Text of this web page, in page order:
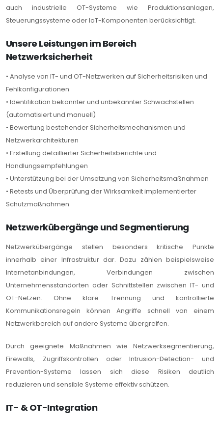
auch industrielle OT-Systeme wie Produktionsanlagen,
Steuerungssysteme oder IoT-Komponenten berücksichtigt.
Unsere Leistungen im Bereich
Netzwerksicherheit
• Analyse von IT- und OT-Netzwerken auf Sicherheitsrisiken und
Fehlkonfigurationen
• Identifikation bekannter und unbekannter Schwachstellen
(automatisiert und manuell)
• Bewertung bestehender Sicherheitsmechanismen und
Netzwerkarchitekturen
• Erstellung detaillierter Sicherheitsberichte und
Handlungsempfehlungen
• Unterstützung bei der Umsetzung von Sicherheitsmaßnahmen
• Retests und Überprüfung der Wirksamkeit implementierter
Schutzmaßnahmen
Netzwerkübergänge und Segmentierung
Netzwerkübergänge stellen besonders kritische Punkte
innerhalb einer Infrastruktur dar. Dazu zählen beispielsweise
Internetanbindungen, Verbindungen zwischen
Unternehmensstandorten oder Schnittstellen zwischen IT- und
OT-Netzen. Ohne klare Trennung und kontrollierte
Kommunikationsregeln können Angriffe schnell von einem
Netzwerkbereich auf andere Systeme übergreifen.
Durch geeignete Maßnahmen wie Netzwerksegmentierung,
Firewalls, Zugriffskontrollen oder Intrusion-Detection- und
Prevention-Systeme lassen sich diese Risiken deutlich
reduzieren und sensible Systeme effektiv schützen.
IT- & OT-Integration